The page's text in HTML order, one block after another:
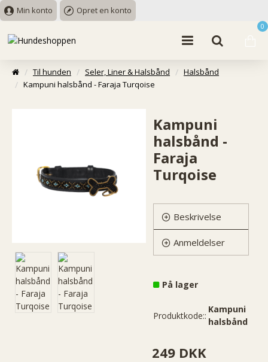
Min konto Opret en konto
0
Til hunden Seler, Liner & Halsbånd
Halsbånd
Kampuni halsbånd - Faraja Turqoise
Kampuni
halsbånd -
Faraja
Turqoise
Beskrivelse
Anmeldelser
249 DKK
På lager
Produktkode::
Kampuni
halsbånd